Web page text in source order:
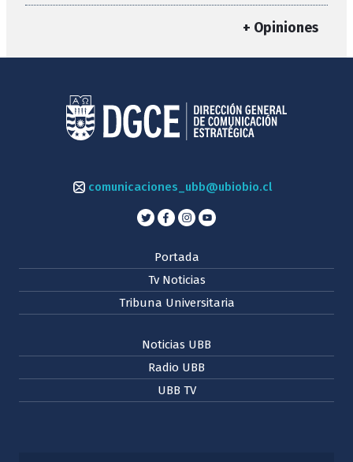
+ Opiniones
comunicaciones_ubb@ubiobio.cl
Portada
Tv Noticias
Tribuna Universitaria
Noticias UBB
Radio UBB
UBB TV